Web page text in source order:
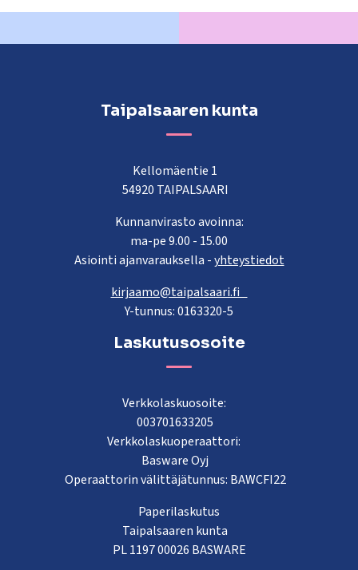
Taipalsaaren kunta
Kellomäentie 1
54920 TAIPALSAARI
Kunnanvirasto avoinna:
ma-pe 9.00 - 15.00
Asiointi ajanvarauksella -yhteystiedot
kirjaamo@taipalsaari.fi
Y-tunnus: 0163320-5
Laskutusosoite
Verkkolaskuosoite:
003701633205
Verkkolaskuoperaattori:
Basware Oyj
Operaattorin välittäjätunnus: BAWCFI22
Paperilaskutus
Taipalsaaren kunta
PL 1197 00026 BASWARE